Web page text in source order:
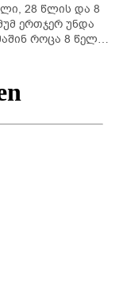
28 წლის და 8
ერთჯერ უნდა
როცა 8 წელი
- იპოვონ ერთი